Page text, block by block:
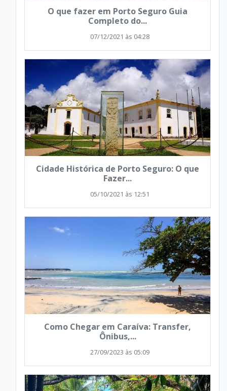
O que fazer em Porto Seguro Guia
Completo do...
07/12/2021 às 04:28
Cidade Histórica de Porto Seguro: O que
Fazer...
05/10/2021 às 12:51
Como Chegar em Caraíva: Transfer,
Ônibus,...
27/09/2023 às 05:09